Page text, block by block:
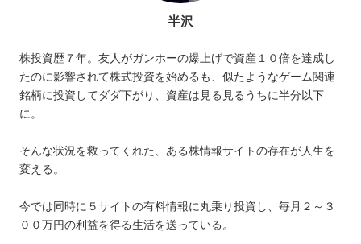
半沢
株投資歴７年。友人がガンホーの爆上げで資産１０倍を達成し
たのに影響されて株式投資を始めるも、似たようなゲーム関連
銘柄に投資してダダ下がり、資産は見る見るうちに半分以下
に。
そんな状況を救ってくれた、ある株情報サイトの存在が人生を
変える。
今では同時に５サイトの有料情報に丸乗り投資し、毎月２～３
００万円の利益を得る生活を送っている。